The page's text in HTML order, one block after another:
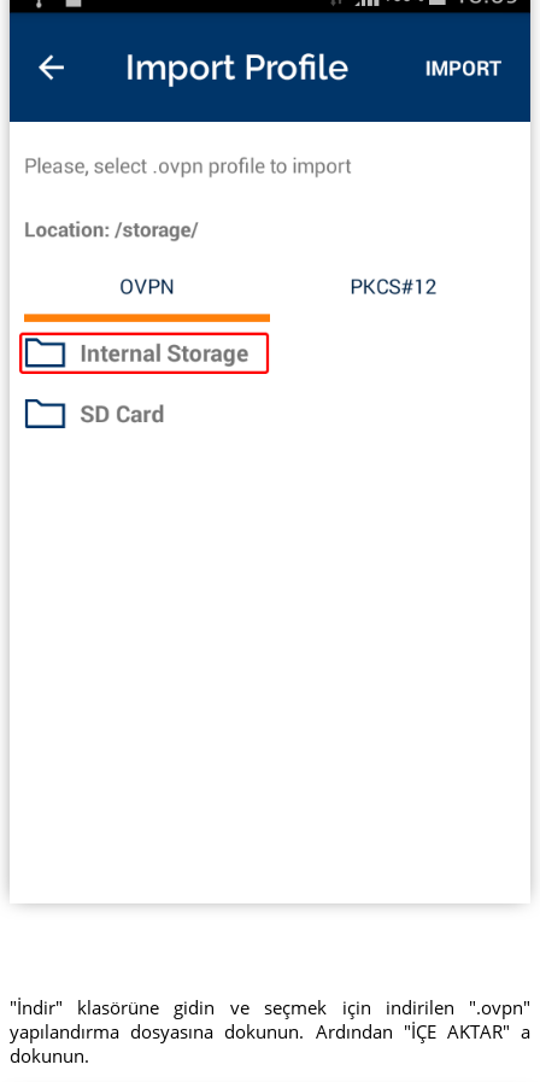
"İndir" klasörüne gidin ve seçmek için indirilen ".ovpn"
yapılandırma dosyasına dokunun. Ardından "İÇE AKTAR" a
dokunun.